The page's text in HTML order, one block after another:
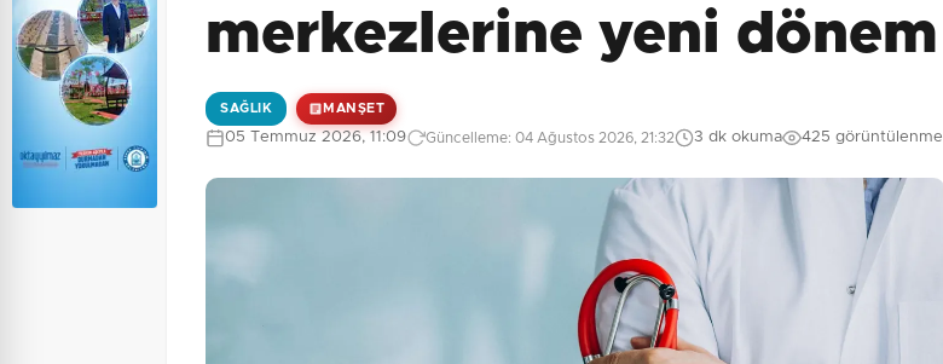
merkezlerine yeni dönem
SAĞLIK MANŞET
05 Temmuz 2026, 11:09 Güncelleme: 04 Ağustos 2026, 21:32 3 dk okuma 425 görüntülenme